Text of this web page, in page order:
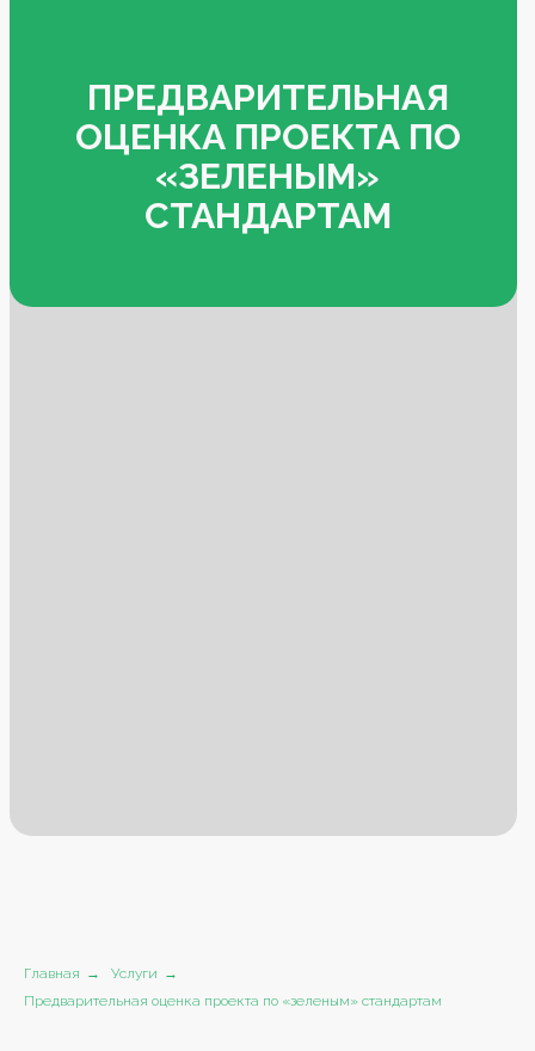
ПРЕДВАРИТЕЛЬНАЯ
ОЦЕНКА ПРОЕКТА ПО
«ЗЕЛЕНЫМ»
СТАНДАРТАМ
Главная → Услуги →
Предварительная оценка проекта по «зеленым» стандартам